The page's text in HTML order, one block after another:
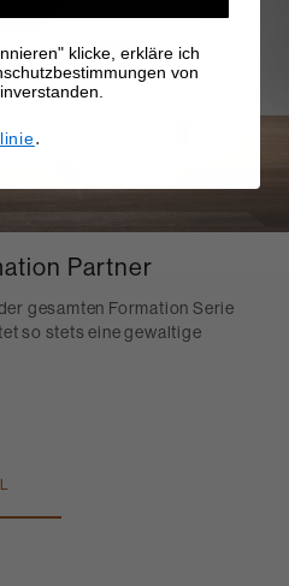
Partner
gesamten Formation Serie
so stets eine gewaltige
klicke, erkläre ich
von
.